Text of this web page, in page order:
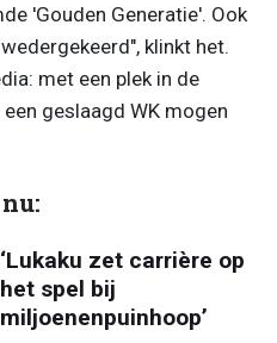
'Gouden Generatie'. Ook
klinkt het.
met een plek in de
geslaagd WK mogen
‘Lukaku zet carrière op
het spel bij
miljoenenpuinhoop’